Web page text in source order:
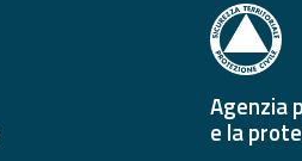
Agenzia
e la